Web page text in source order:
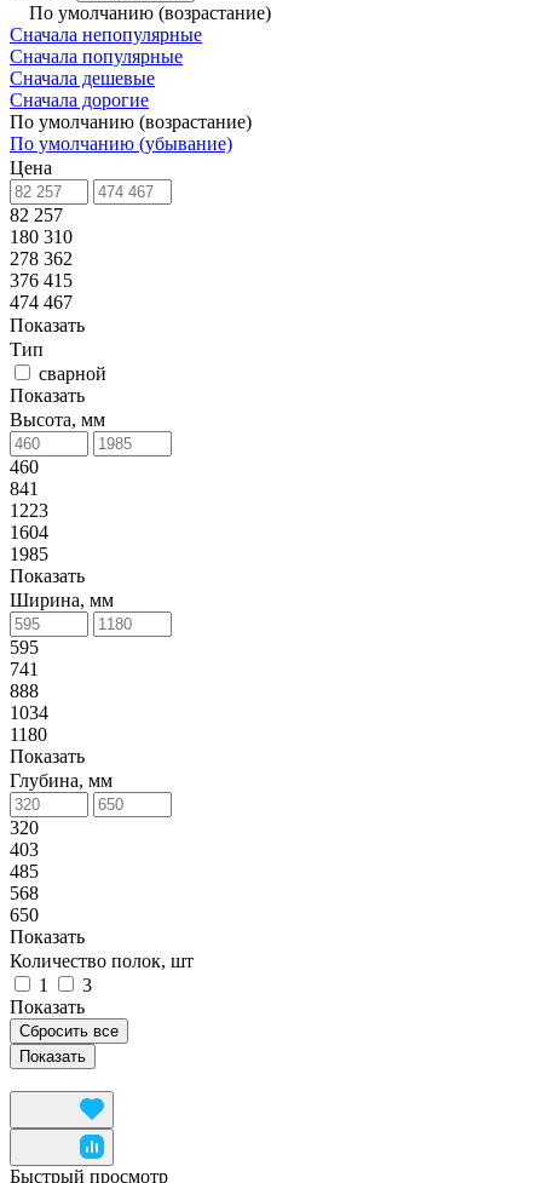
По умолчанию (возрастание)
Сначала непопулярные
Сначала популярные
Сначала дешевые
Сначала дорогие
По умолчанию (возрастание)
По умолчанию (убывание)
Цена
82 257
180 310
278 362
376 415
474 467
Показать
Тип
сварной
Показать
Высота, мм
460
841
1223
1604
1985
Показать
Ширина, мм
595
741
888
1034
1180
Показать
Глубина, мм
320
403
485
568
650
Показать
Количество полок, шт
1
3
Показать
Сбросить все
Быстрый просмотр